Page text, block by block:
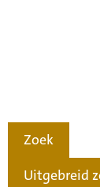
Zoek
Uitgebreid